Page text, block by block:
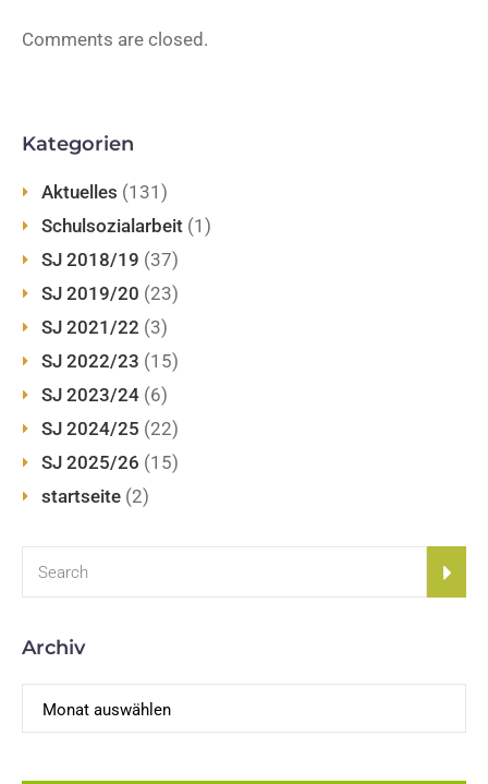
Comments are closed.
Kategorien
Aktuelles (131)
Schulsozialarbeit (1)
SJ 2018/19 (37)
SJ 2019/20 (23)
SJ 2021/22 (3)
SJ 2022/23 (15)
SJ 2023/24 (6)
SJ 2024/25 (22)
SJ 2025/26 (15)
startseite (2)
Archiv
Archiv